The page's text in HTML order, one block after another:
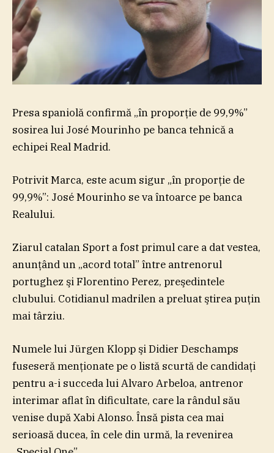
Presa spaniolă confirmă „în proporţie de 99,9%”
sosirea lui José Mourinho pe banca tehnică a
echipei Real Madrid.
Potrivit Marca, este acum sigur „în proporţie de
99,9%”: José Mourinho se va întoarce pe banca
Realului.
Ziarul catalan Sport a fost primul care a dat vestea,
anunţând un „acord total” între antrenorul
portughez şi Florentino Perez, preşedintele
clubului. Cotidianul madrilen a preluat ştirea puţin
mai târziu.
Numele lui Jürgen Klopp şi Didier Deschamps
fuseseră menţionate pe o listă scurtă de candidaţi
pentru a-i succeda lui Alvaro Arbeloa, antrenor
interimar aflat în dificultate, care la rândul său
venise după Xabi Alonso. Însă pista cea mai
serioasă ducea, în cele din urmă, la revenirea